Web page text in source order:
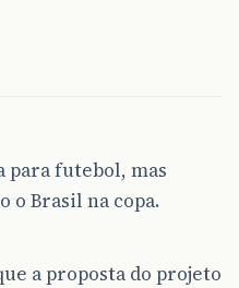
para futebol, mas
o Brasil na copa.
a proposta do projeto